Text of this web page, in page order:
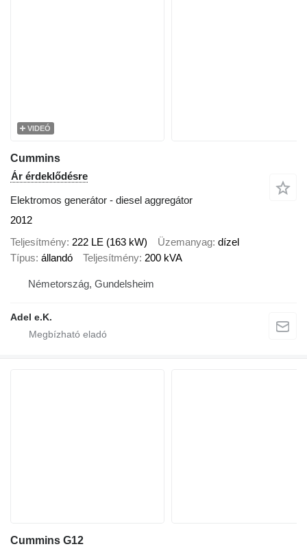
VIDEÓ
Cummins
Ár érdeklődésre
Elektromos generátor - diesel aggregátor
2012
Teljesítmény 222 LE (163 kW) Üzemanyag dízel
Típus állandó Teljesítmény 200 kVA
Németország, Gundelsheim
Adel e.K.
Cummins G12